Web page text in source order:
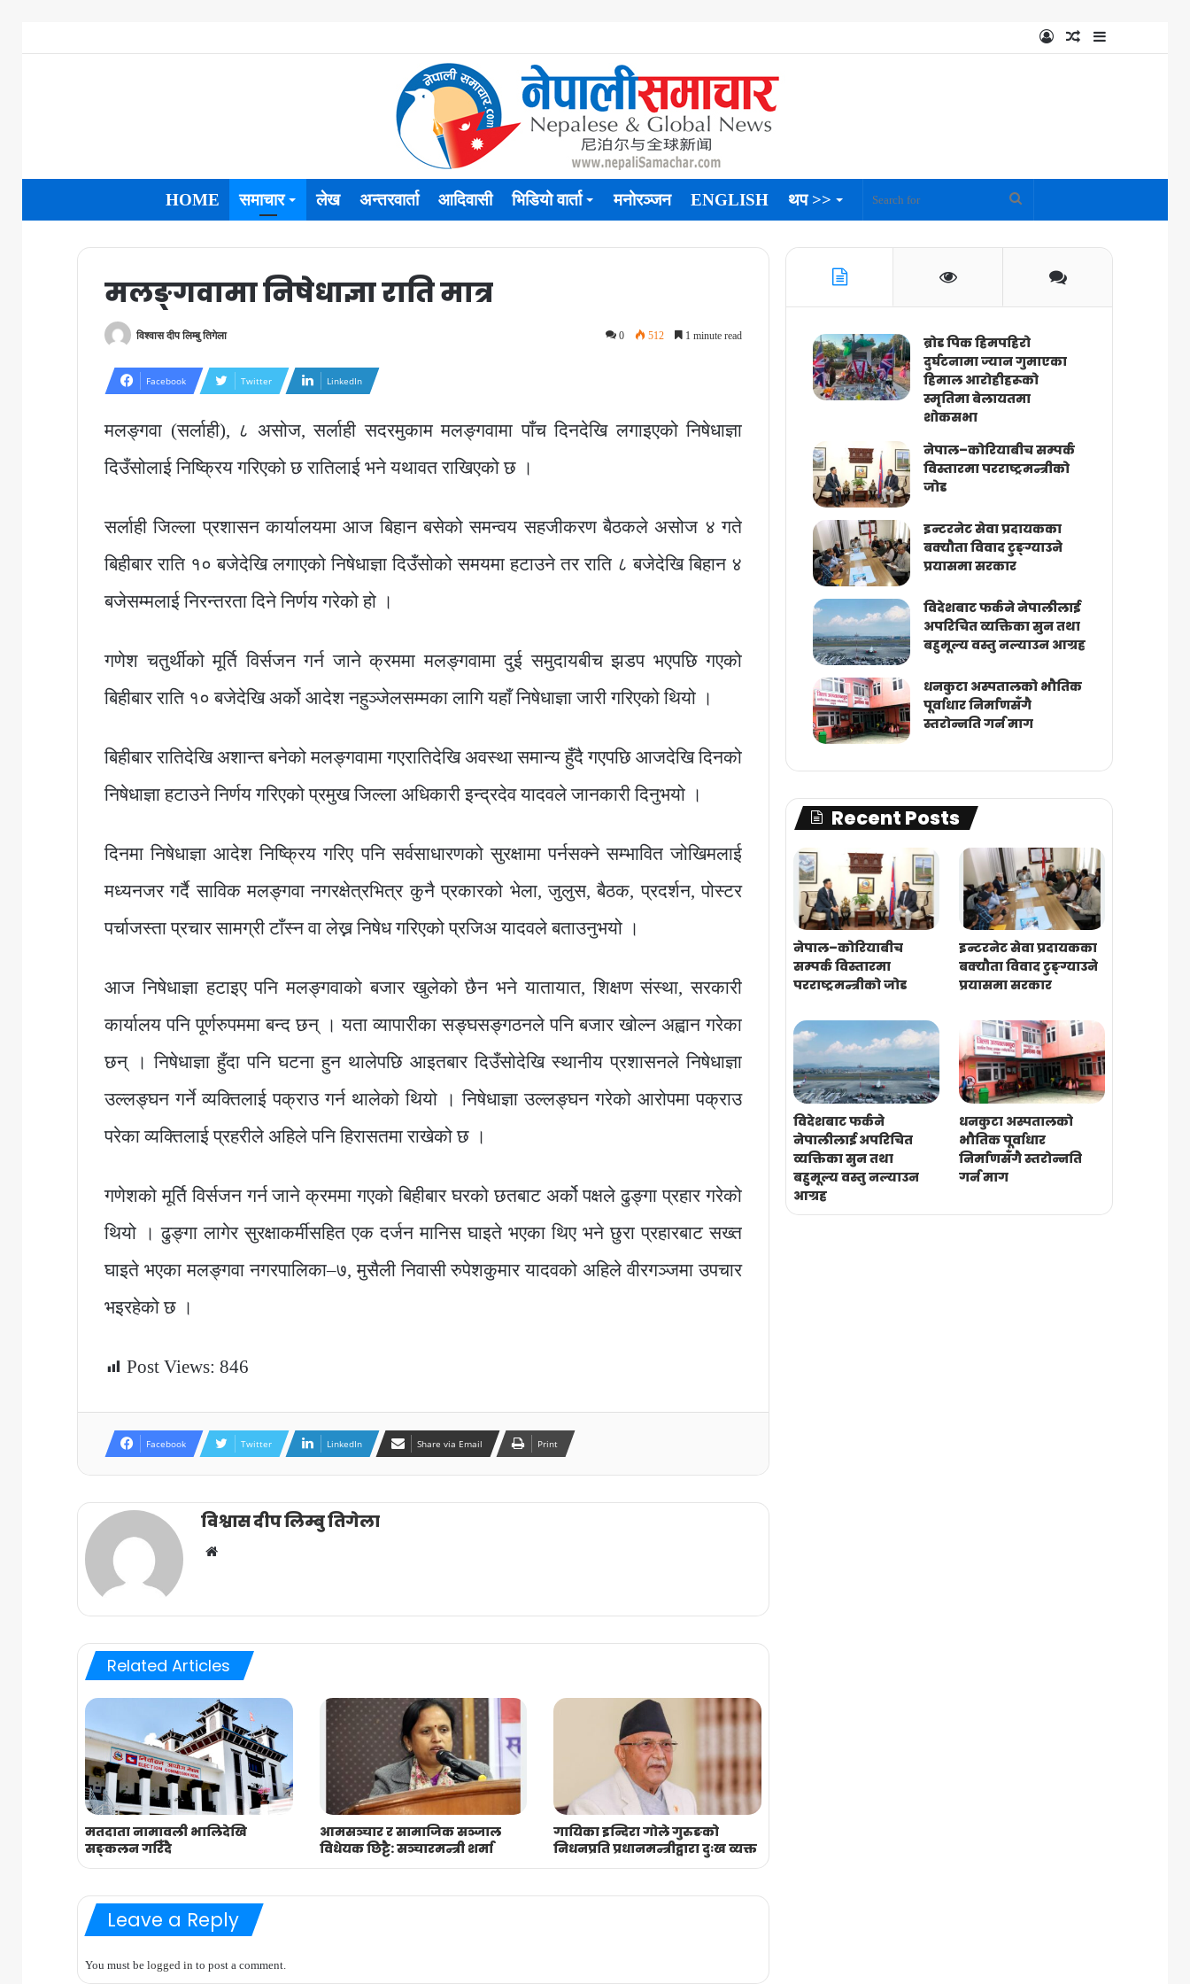
Sidebar
Random
Log
HOME समाचार लेख अन्तरवार्ता आदिवासी भिडियो वार्ता मनोरञ्जन ENGLISH थप >>
मलङ्गवामा निषेधाज्ञा राति मात्र
विश्वास दीप लिम्बु तिगेला 0 512 1 minute read
Facebook Twitter LinkedIn
मलङ्गवा (सर्लाही), ८ असोज, सर्लाही सदरमुकाम मलङ्गवामा पाँच दिनदेखि लगाइएको निषेधाज्ञा
दिउँसोलाई निष्क्रिय गरिएको छ रातिलाई भने यथावत राखिएको छ ।
सर्लाही जिल्ला प्रशासन कार्यालयमा आज बिहान बसेको समन्वय सहजीकरण बैठकले असोज ४ गते
बिहीबार राति १० बजेदेखि लगाएको निषेधाज्ञा दिउँसोको समयमा हटाउने तर राति ८ बजेदेखि बिहान ४
बजेसम्मलाई निरन्तरता दिने निर्णय गरेको हो ।
गणेश चतुर्थीको मूर्ति विर्सजन गर्न जाने क्रममा मलङ्गवामा दुई समुदायबीच झडप भएपछि गएको
बिहीबार राति १० बजेदेखि अर्को आदेश नहुञ्जेलसम्मका लागि यहाँ निषेधाज्ञा जारी गरिएको थियो ।
बिहीबार रातिदेखि अशान्त बनेको मलङ्गवामा गएरातिदेखि अवस्था समान्य हुँदै गएपछि आजदेखि दिनको
निषेधाज्ञा हटाउने निर्णय गरिएको प्रमुख जिल्ला अधिकारी इन्द्रदेव यादवले जानकारी दिनुभयो ।
दिनमा निषेधाज्ञा आदेश निष्क्रिय गरिए पनि सर्वसाधारणको सुरक्षामा पर्नसक्ने सम्भावित जोखिमलाई
मध्यनजर गर्दै साविक मलङ्गवा नगरक्षेत्रभित्र कुनै प्रकारको भेला, जुलुस, बैठक, प्रदर्शन, पोस्टर
पर्चाजस्ता प्रचार सामग्री टाँस्न वा लेख्न निषेध गरिएको प्रजिअ यादवले बताउनुभयो ।
आज निषेधाज्ञा हटाइए पनि मलङ्गवाको बजार खुलेको छैन भने यातायात, शिक्षण संस्था, सरकारी
कार्यालय पनि पूर्णरुपममा बन्द छन् । यता व्यापारीका सङ्घसङ्गठनले पनि बजार खोल्न अह्वान गरेका
छन् । निषेधाज्ञा हुँदा पनि घटना हुन थालेपछि आइतबार दिउँसोदेखि स्थानीय प्रशासनले निषेधाज्ञा
उल्लङ्घन गर्ने व्यक्तिलाई पक्राउ गर्न थालेको थियो । निषेधाज्ञा उल्लङ्घन गरेको आरोपमा पक्राउ
परेका व्यक्तिलाई प्रहरीले अहिले पनि हिरासतमा राखेको छ ।
गणेशको मूर्ति विर्सजन गर्न जाने क्रममा गएको बिहीबार घरको छतबाट अर्को पक्षले ढुङ्गा प्रहार गरेको
थियो । ढुङ्गा लागेर सुरक्षाकर्मीसहित एक दर्जन मानिस घाइते भएका थिए भने छुरा प्रहारबाट सख्त
घाइते भएका मलङ्गवा नगरपालिका–७, मुसैली निवासी रुपेशकुमार यादवको अहिले वीरगञ्जमा उपचार
भइरहेको छ ।
Post Views: 846
Facebook Twitter LinkedIn Share via Email Print
विश्वास दीप लिम्बु तिगेला
Website
Related Articles
मतदाता नामावली भालिदेखि
सङ्कलन गरिँदै
आमसञ्चार र सामाजिक सञ्जाल
विधेयक छिट्टै: सञ्चारमन्त्री शर्मा
गायिका इन्दिरा गोले गुरुङको
निधनप्रति प्रधानमन्त्रीद्वारा दुःख व्यक्त
Leave a Reply
You must be logged in to post a comment.
ब्रोड पिक हिमपहिरो
दुर्घटनामा ज्यान गुमाएका
हिमाल आरोहीहरूको
स्मृतिमा बेलायतमा
शोकसभा
नेपाल–कोरियाबीच सम्पर्क
विस्तारमा परराष्ट्रमन्त्रीको
जोड
इन्टरनेट सेवा प्रदायकका
बक्यौता विवाद टुङ्ग्याउने
प्रयासमा सरकार
विदेशबाट फर्कने नेपालीलाई
अपरिचित व्यक्तिका सुन तथा
बहुमूल्य वस्तु नल्याउन आग्रह
धनकुटा अस्पतालको भौतिक
पूर्वाधार निर्माणसँगै
स्तरोन्नति गर्न माग
Recent Posts
नेपाल–कोरियाबीच
सम्पर्क विस्तारमा
परराष्ट्रमन्त्रीको जोड
इन्टरनेट सेवा प्रदायकका
बक्यौता विवाद टुङ्ग्याउने
प्रयासमा सरकार
विदेशबाट फर्कने
नेपालीलाई अपरिचित
व्यक्तिका सुन तथा
बहुमूल्य वस्तु नल्याउन
आग्रह
धनकुटा अस्पतालको
भौतिक पूर्वाधार
निर्माणसँगै स्तरोन्नति
गर्न माग